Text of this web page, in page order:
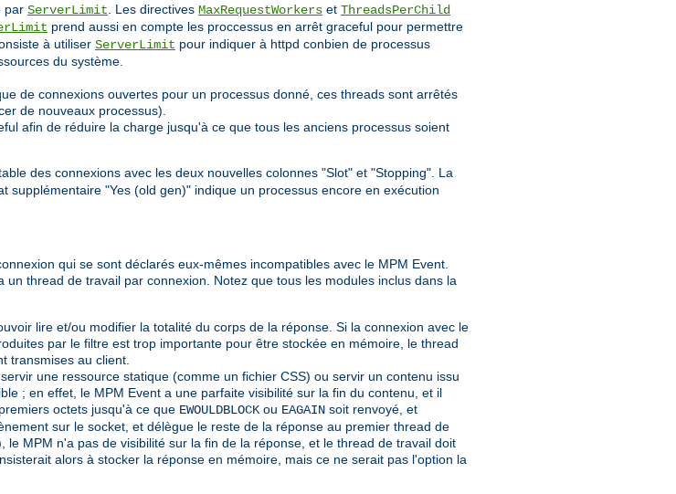
par ServerLimit . Les directives MaxRequestWorkers et ThreadsPerChild
prend aussi en compte les proccessus en arrêt graceful pour permettre
à utiliser ServerLimit pour indiquer à httpd conbien de processus
du système.
de connexions ouvertes pour un processus donné, ces threads sont arrêtés
de nouveaux processus).
afin de réduire la charge jusqu'à ce que tous les anciens processus soient
des connexions avec les deux nouvelles colonnes "Slot" et "Stopping". La
"Yes (old gen)" indique un processus encore en exécution
qui se sont déclarés eux-mêmes incompatibles avec le MPM Event.
un thread de travail par connexion. Notez que tous les modules inclus dans la
lire et/ou modifier la totalité du corps de la réponse. Si la connexion avec le
par le filtre est trop importante pour être stockée en mémoire, le thread
transmises au client.
une ressource statique (comme un fichier CSS) ou servir un contenu issu
; en effet, le MPM Event a une parfaite visibilité sur la fin du contenu, et il
octets jusqu'à ce que EWOULDBLOCK ou EAGAIN soit renvoyé, et
sur le socket, et délègue le reste de la réponse au premier thread de
MPM n'a pas de visibilité sur la fin de la réponse, et le thread de travail doit
alors à stocker la réponse en mémoire, mais ce ne serait pas l'option la